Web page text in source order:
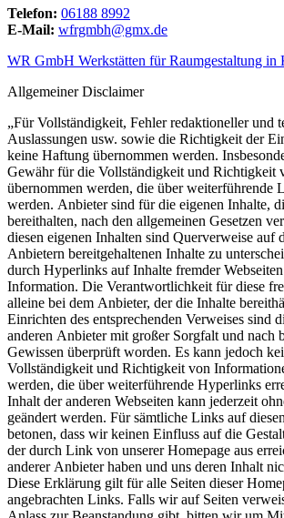
Telefon: 06188 8992
E-Mail: wfrgmbh@gmx.de
WR GmbH Werkstätten für Raumgestaltung in
Allgemeiner Disclaimer
„Für Vollständigkeit, Fehler redaktioneller und
Auslassungen usw. sowie die Richtigkeit der
keine Haftung übernommen werden.
Gewähr für die Vollständigkeit und Richtigkeit
übernommen werden, die über weiterführende
werden. Anbieter sind für die eigenen Inhalte,
bereithalten, nach den allgemeinen Gesetzen
diesen eigenen Inhalten sind Querverweise auf
Anbietern bereitgehaltenen Inhalte zu
durch Hyperlinks auf Inhalte fremder
Information. Die Verantwortlichkeit für diese
alleine bei dem Anbieter, der die Inhalte
Einrichten des entsprechenden Verweises sind
anderen Anbieter mit großer Sorgfalt und nach
Gewissen überprüft worden. Es kann jedoch
Vollständigkeit und Richtigkeit von
werden, die über weiterführende Hyperlinks
Inhalt der anderen Webseiten kann jederzeit
geändert werden. Für sämtliche Links auf
betonen, dass wir keinen Einfluss auf die
der durch Link von unserer Homepage aus
anderer Anbieter haben und uns deren Inhalt
Diese Erklärung gilt für alle Seiten dieser
angebrachten Links. Falls wir auf Seiten